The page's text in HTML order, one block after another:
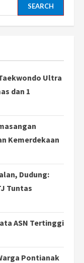
Ultra
dan 1
Kemerdekaan
Dudung:
Tuntas
ASN Tertinggi
Pontianak